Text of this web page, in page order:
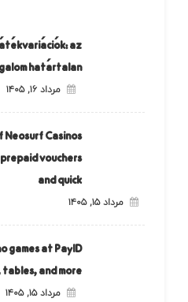
az
határtalan
مرداد ۱۶, ۱۴۰۵
Casinos
vouchers
and quick
مرداد ۱۵, ۱۴۰۵
games at PayID
and more
مرداد ۱۵, ۱۴۰۵